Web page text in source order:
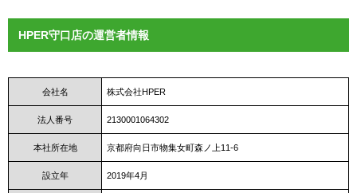
HPER守口店の運営者情報
会社名 株式会社HPER
法人番号 2130001064302
本社所在地 京都府向日市物集女町森ノ上11-6
設立年 2019年4月